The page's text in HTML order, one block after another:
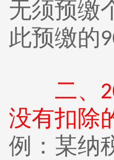
无须预缴
此预缴的
二、
没有扣除
例：某纳